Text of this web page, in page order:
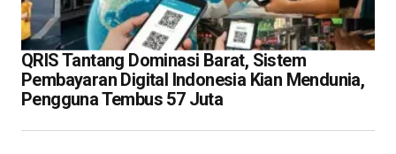
QRIS Tantang Dominasi Barat, Sistem
Pembayaran Digital Indonesia Kian Mendunia,
Pengguna Tembus 57 Juta